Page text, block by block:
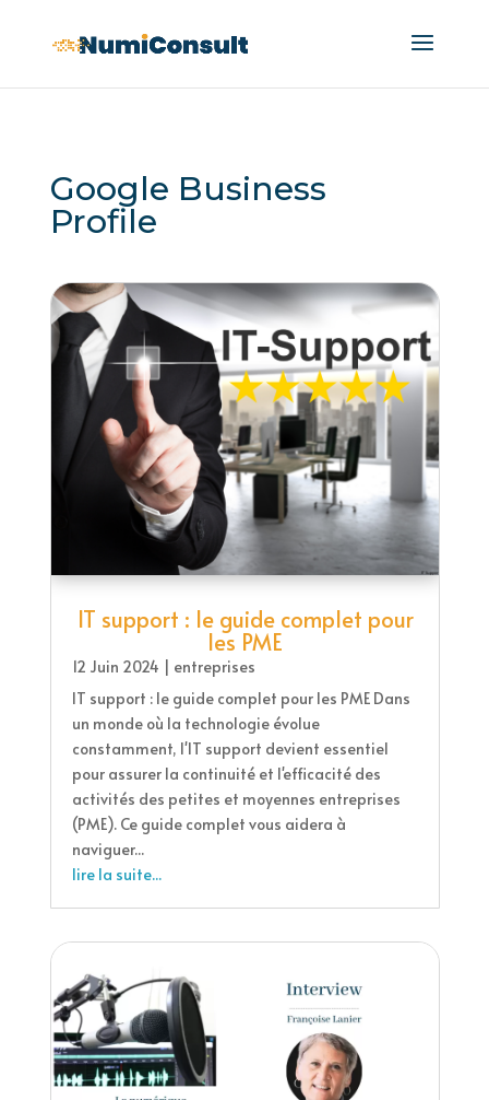
Google Business
Profile
IT support : le guide complet pour
les PME
12 Juin 2024
entreprises
IT support : le guide complet pour les PME Dans
un monde où la technologie évolue
constamment, l'IT support devient essentiel
pour assurer la continuité et l'efficacité des
activités des petites et moyennes entreprises
(PME). Ce guide complet vous aidera à
naviguer...
lire la suite...